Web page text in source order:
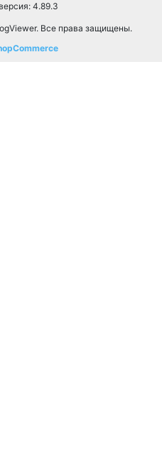
4.89.3
Все права защищены.